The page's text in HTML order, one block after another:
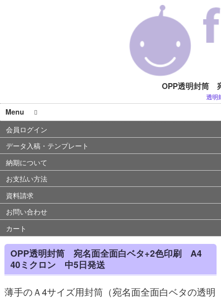
OPP透明封筒
透明
Menu
会員ログイン
データ入稿・テンプレート
納期について
お支払い方法
資料請求
お問い合わせ
カート
OPP透明封筒 宛名面全面白ベタ+2色印刷 A4
40ミクロン 中5日発送
薄手のＡ4サイズ用封筒（宛名面全面白ベタの透明